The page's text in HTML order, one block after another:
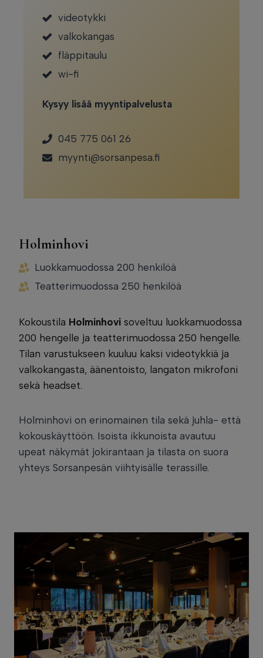
videotykki
valkokangas
fläppitaulu
wi-fi
Kysyy lisää myyntipalvelusta
045 775 061 26
myynti@sorsanpesa.fi
Holminhovi
Luokkamuodossa 200 henkilöä
Teatterimuodossa 250 henkilöä
Kokoustila Holminhovi soveltuu luokkamuodossa
200 hengelle ja teatterimuodossa 250 hengelle.
Tilan varustukseen kuuluu kaksi videotykkiä ja
valkokangasta, äänentoisto, langaton mikrofoni
sekä headset.
Holminhovi on erinomainen tila sekä juhla- että
kokouskäyttöön. Isoista ikkunoista avautuu
upeat näkymät jokirantaan ja tilasta on suora
yhteys Sorsanpesän viihtyisälle terassille.